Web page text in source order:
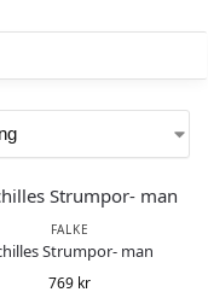
FALKE
Strumpor- man
769 kr